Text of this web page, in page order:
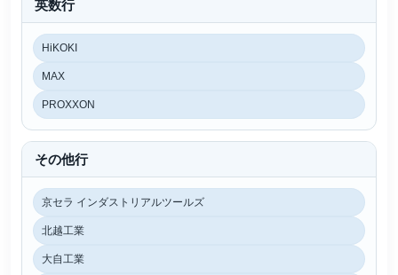
英数行
HiKOKI
MAX
PROXXON
その他行
京セラ インダストリアルツールズ
北越工業
大自工業